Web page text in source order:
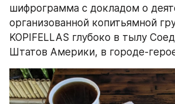
шифрограмма с докладом о
организованной копитьямной
KOPIFELLAS глубоко в тылу
Штатов Америки, в городе-